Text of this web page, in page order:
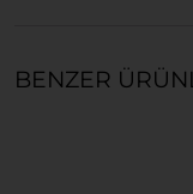
BENZER